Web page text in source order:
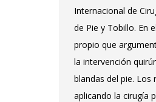
Internacional de
de Pie y Tobillo. En
propio que
la intervención
blandas del pie. Los
aplicando la cirugía